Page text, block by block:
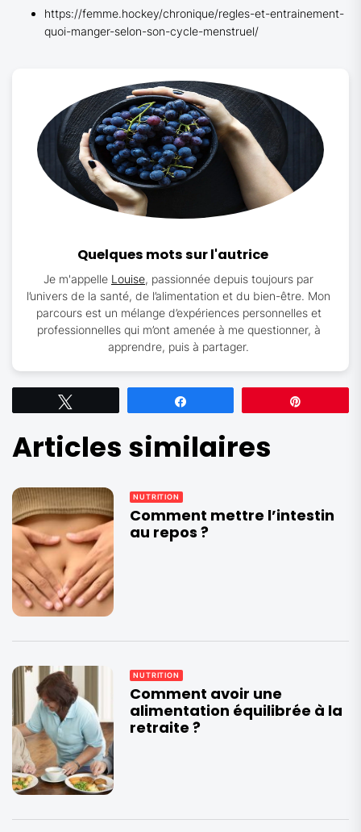
https://femme.hockey/chronique/regles-et-entrainement-
quoi-manger-selon-son-cycle-menstruel/
Quelques mots sur l'autrice
Je m'appelle Louise, passionnée depuis toujours par
l’univers de la santé, de l’alimentation et du bien-être. Mon
parcours est un mélange d’expériences personnelles et
professionnelles qui m’ont amenée à me questionner, à
apprendre, puis à partager.
Articles similaires
NUTRITION
Comment mettre l’intestin
au repos ?
NUTRITION
Comment avoir une
alimentation équilibrée à la
retraite ?